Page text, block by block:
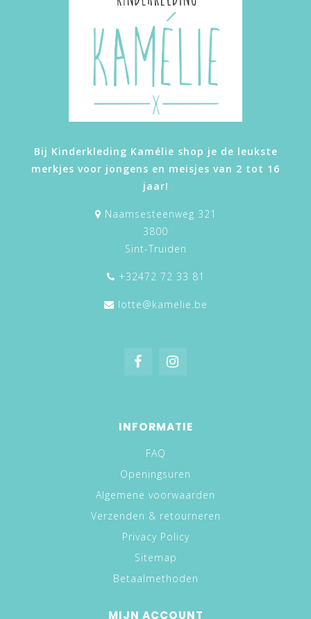
Bij Kinderkleding Kamélie shop je de leukste
merkjes voor jongens en meisjes van 2 tot 16
jaar!
Naamsesteenweg 321
3800
Sint-Truiden
+32472 72 33 81
lotte@kamelie.be
INFORMATIE
FAQ
Openingsuren
Algemene voorwaarden
Verzenden & retourneren
Privacy Policy
Sitemap
Betaalmethoden
MIJN ACCOUNT